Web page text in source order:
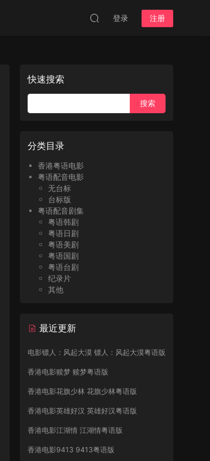
登录 注册
快速搜索
分类目录
香港粤语电影
粤语配音电影
无台标
台标版
粤语配音剧集
粤语韩剧
粤语日剧
粤语美剧
粤语国剧
粤语台剧
纪录片
其他
最近更新
电影镖人：风起大漠 镖人：风起大漠粤语版
香港电影赎梦 赎梦粤语版
香港电影花旗少林 花旗少林粤语版
香港电影英雄好汉 英雄好汉粤语版
香港电影江湖情 江湖情粤语版
香港电影9413 9413粤语版